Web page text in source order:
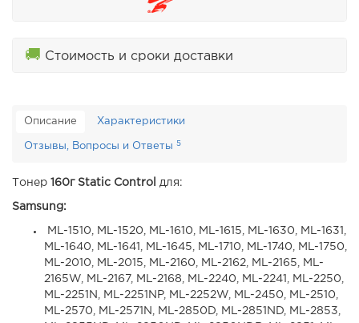
🚚 Стоимость и сроки доставки
Описание Характеристики
Отзывы, Вопросы и Ответы 5
Тонер 160г Static Control для:
Samsung:
ML-1510, ML-1520, ML-1610, ML-1615, ML-1630, ML-1631,
ML-1640, ML-1641, ML-1645, ML-1710, ML-1740, ML-1750,
ML-2010, ML-2015, ML-2160, ML-2162, ML-2165, ML-
2165W, ML-2167, ML-2168, ML-2240, ML-2241, ML-2250,
ML-2251N, ML-2251NP, ML-2252W, ML-2450, ML-2510,
ML-2570, ML-2571N, ML-2850D, ML-2851ND, ML-2853,